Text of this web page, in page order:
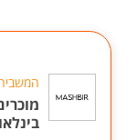
המשביר